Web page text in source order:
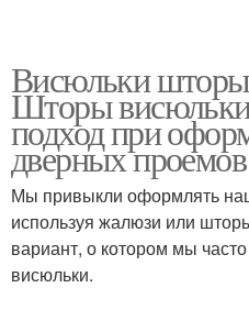
Висюльки
Шторы
подход при
дверных проемов
Мы привыкли оформлять
используя жалюзи или
вариант, о котором мы
висюльки.